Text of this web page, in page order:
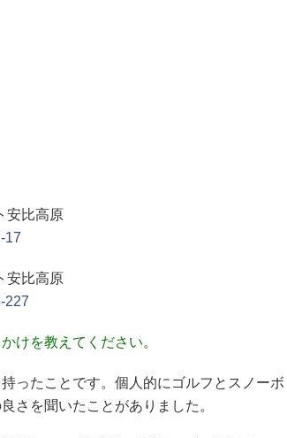
安比高原
17
安比高原
227
けを教えてください。
ったことです。個人的にゴルフとスノーボ
さを聞いたことがありました。